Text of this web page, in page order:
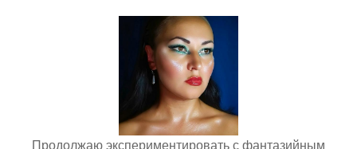
Продолжаю экспериментировать с фантазийным